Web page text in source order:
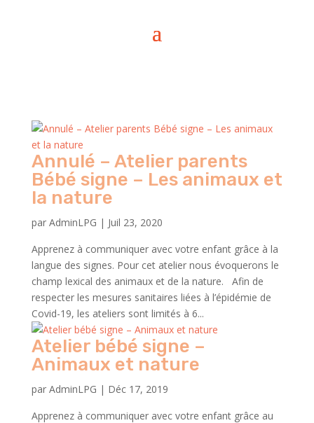
Annulé – Atelier parents
Bébé signe – Les animaux et
la nature
par AdminLPG | Juil 23, 2020
Apprenez à communiquer avec votre enfant grâce à la
langue des signes. Pour cet atelier nous évoquerons le
champ lexical des animaux et de la nature. Afin de
respecter les mesures sanitaires liées à l’épidémie de
Covid-19, les ateliers sont limités à 6...
Atelier bébé signe –
Animaux et nature
par AdminLPG | Déc 17, 2019
Apprenez à communiquer avec votre enfant grâce au